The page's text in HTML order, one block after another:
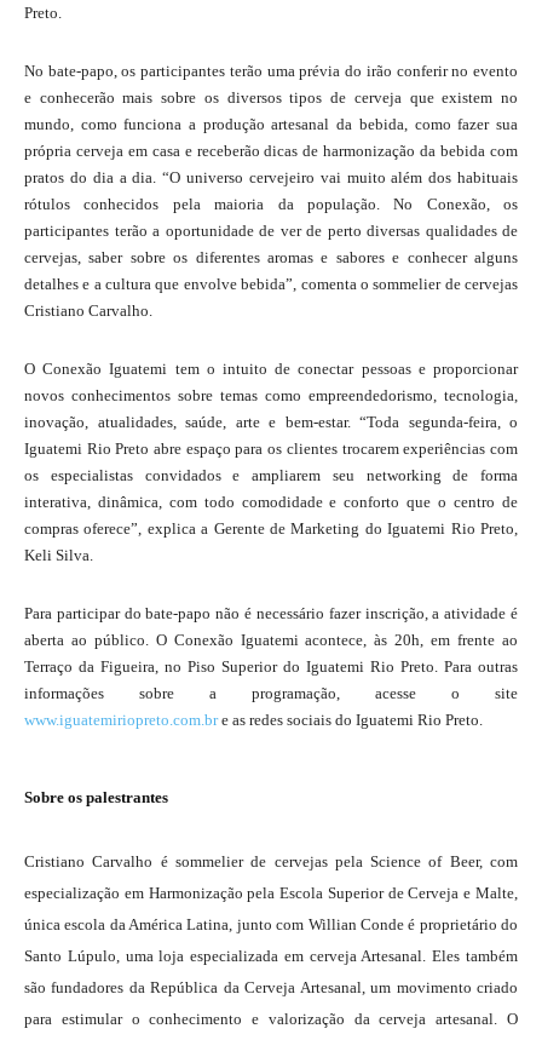
Preto.
No bate-papo, os participantes terão uma prévia do irão conferir no evento
e conhecerão mais sobre os diversos tipos de cerveja que existem no
mundo, como funciona a produção artesanal da bebida, como fazer sua
própria cerveja em casa e receberão dicas de harmonização da bebida com
pratos do dia a dia. “O universo cervejeiro vai muito além dos habituais
rótulos conhecidos pela maioria da população. No Conexão, os
participantes terão a oportunidade de ver de perto diversas qualidades de
cervejas, saber sobre os diferentes aromas e sabores e conhecer alguns
detalhes e a cultura que envolve bebida”, comenta o sommelier de cervejas
Cristiano Carvalho.
O Conexão Iguatemi tem o intuito de conectar pessoas e proporcionar
novos conhecimentos sobre temas como empreendedorismo, tecnologia,
inovação, atualidades, saúde, arte e bem-estar. “Toda segunda-feira, o
Iguatemi Rio Preto abre espaço para os clientes trocarem experiências com
os especialistas convidados e ampliarem seu networking de forma
interativa, dinâmica, com todo comodidade e conforto que o centro de
compras oferece”, explica a Gerente de Marketing do Iguatemi Rio Preto,
Keli Silva.
Para participar do bate-papo não é necessário fazer inscrição, a atividade é
aberta ao público. O Conexão Iguatemi acontece, às 20h, em frente ao
Terraço da Figueira, no Piso Superior do Iguatemi Rio Preto. Para outras
informações sobre a programação, acesse o site
www.iguatemiriopreto.com.bre as redes sociais do Iguatemi Rio Preto.
Sobre os palestrantes
Cristiano Carvalho é sommelier de cervejas pela Science of Beer, com
especialização em Harmonização pela Escola Superior de Cerveja e Malte,
única escola da América Latina, junto com Willian Conde é proprietário do
Santo Lúpulo, uma loja especializada em cerveja Artesanal. Eles também
são fundadores da República da Cerveja Artesanal, um movimento criado
para estimular o conhecimento e valorização da cerveja artesanal. O